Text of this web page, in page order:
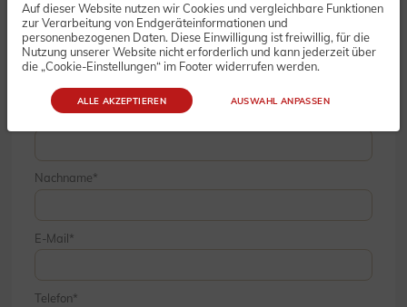
Bestellung
Vorname
Nachname
E-Mail
Telefon
Auf dieser Website nutzen wir Cookies und vergleichbare Funktionen
zur Verarbeitung von Endgeräteinformationen und
personenbezogenen Daten. Diese Einwilligung ist freiwillig, für die
Nutzung unserer Website nicht erforderlich und kann jederzeit über
die „Cookie-Einstellungen“ im Footer widerrufen werden.
ALLE AKZEPTIEREN AUSWAHL ANPASSEN